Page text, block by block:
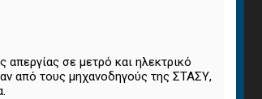
σε μετρό και ηλεκτρικό
από τους μηχανοδηγούς της ΣΤΑΣΥ,